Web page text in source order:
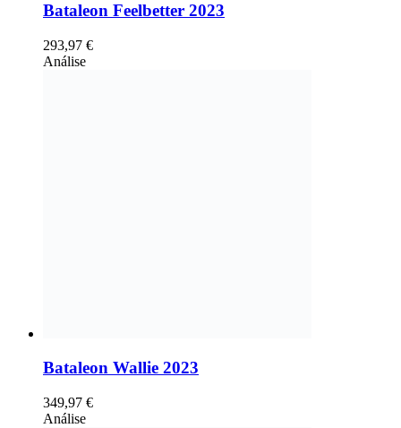
Bataleon Feelbetter 2023
293,97 €
Análise
Bataleon Wallie 2023
349,97 €
Análise